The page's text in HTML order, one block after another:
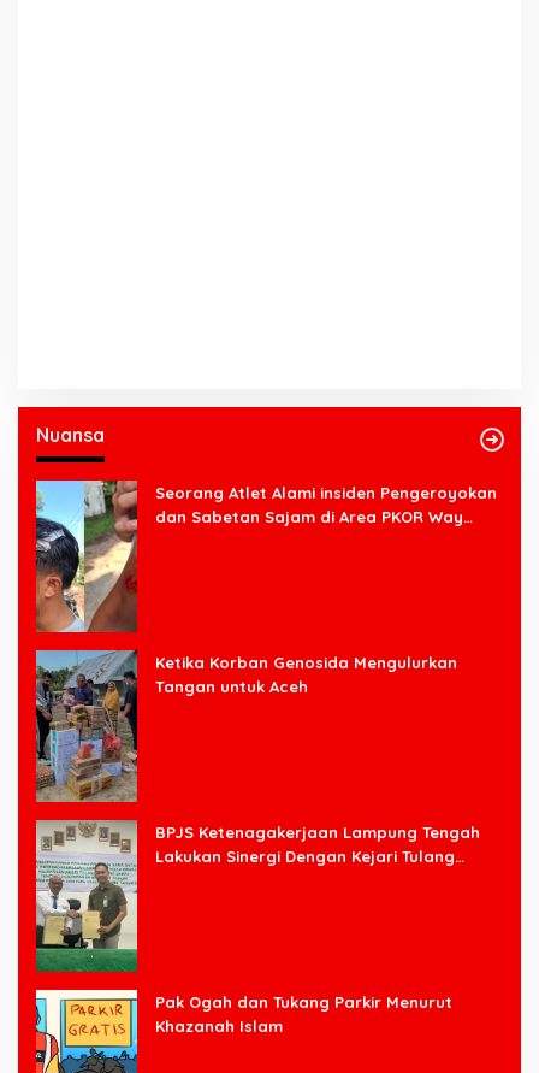
Nuansa
Seorang Atlet Alami insiden Pengeroyokan
dan Sabetan Sajam di Area PKOR Way
Ketika Korban Genosida Mengulurkan
Tangan untuk Aceh
BPJS Ketenagakerjaan Lampung Tengah
Lakukan Sinergi Dengan Kejari Tulang
Pak Ogah dan Tukang Parkir Menurut
Khazanah Islam